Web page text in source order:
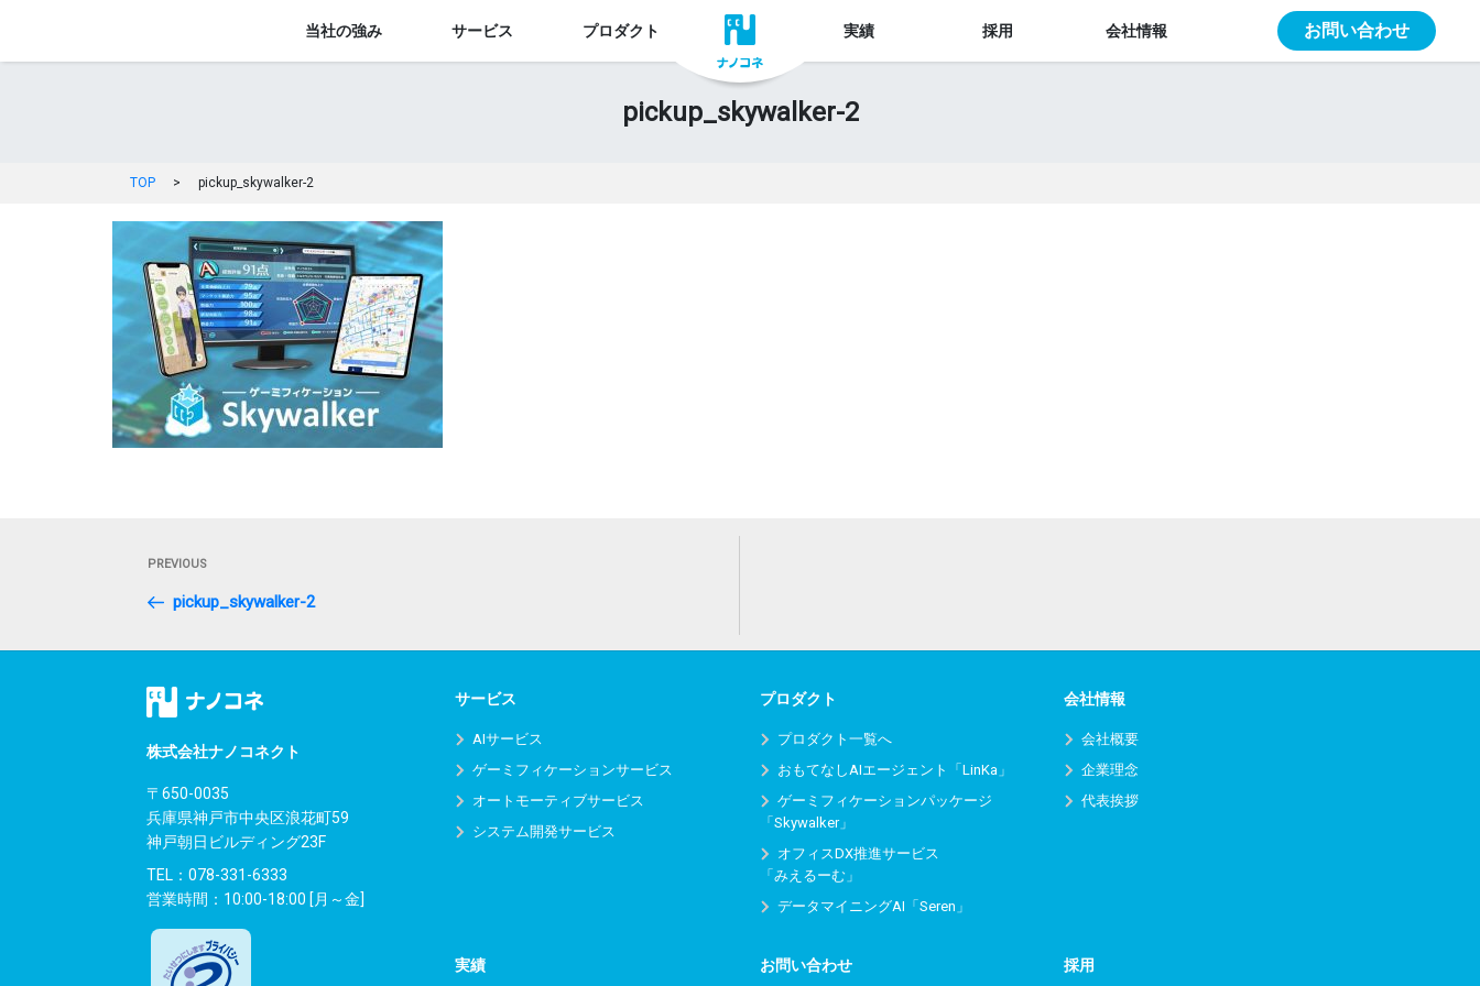
当社の強み サービス プロダクト 実績 採用 会社情報 お問い合わせ
pickup_skywalker-2
TOP > pickup_skywalker-2
ビ
ゲ
ョ
ン
Previous
Post
PREVIOUS
pickup_skywalker-2
株式会社ナノコネクト
〒650-0035
兵庫県神戸市中央区浪花町59
神戸朝日ビルディング23F
TEL： 078-331-6333
営業時間：10:00-18:00 [月～金]
サービス
AIサービス
ゲーミフィケーションサービス
オートモーティブサービス
システム開発サービス
プロダクト
プロダクト一覧へ
おもてなしAIエージェント「LinKa」
ゲーミフィケーションパッケージ
「Skywalker」
オフィスDX推進サービス
「みえるーむ」
データマイニングAI「Seren」
会社情報
会社概要
企業理念
代表挨拶
実績 お問い合わせ 採用